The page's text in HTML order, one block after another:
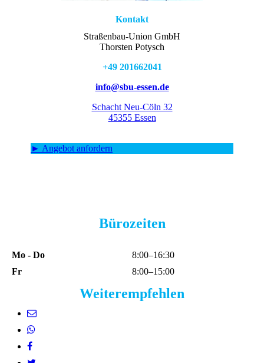
Kontakt
Straßenbau-Union GmbH
Thorsten Potysch
+49 201662041
info@sbu-essen.de
Schacht Neu-Cöln 32
45355 Essen
► Angebot anfordern
Bürozeiten
Mo - Do
8:00–16:30
Fr
8:00–15:00
Weiterempfehlen